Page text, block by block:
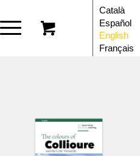
Català
Español
English
Français